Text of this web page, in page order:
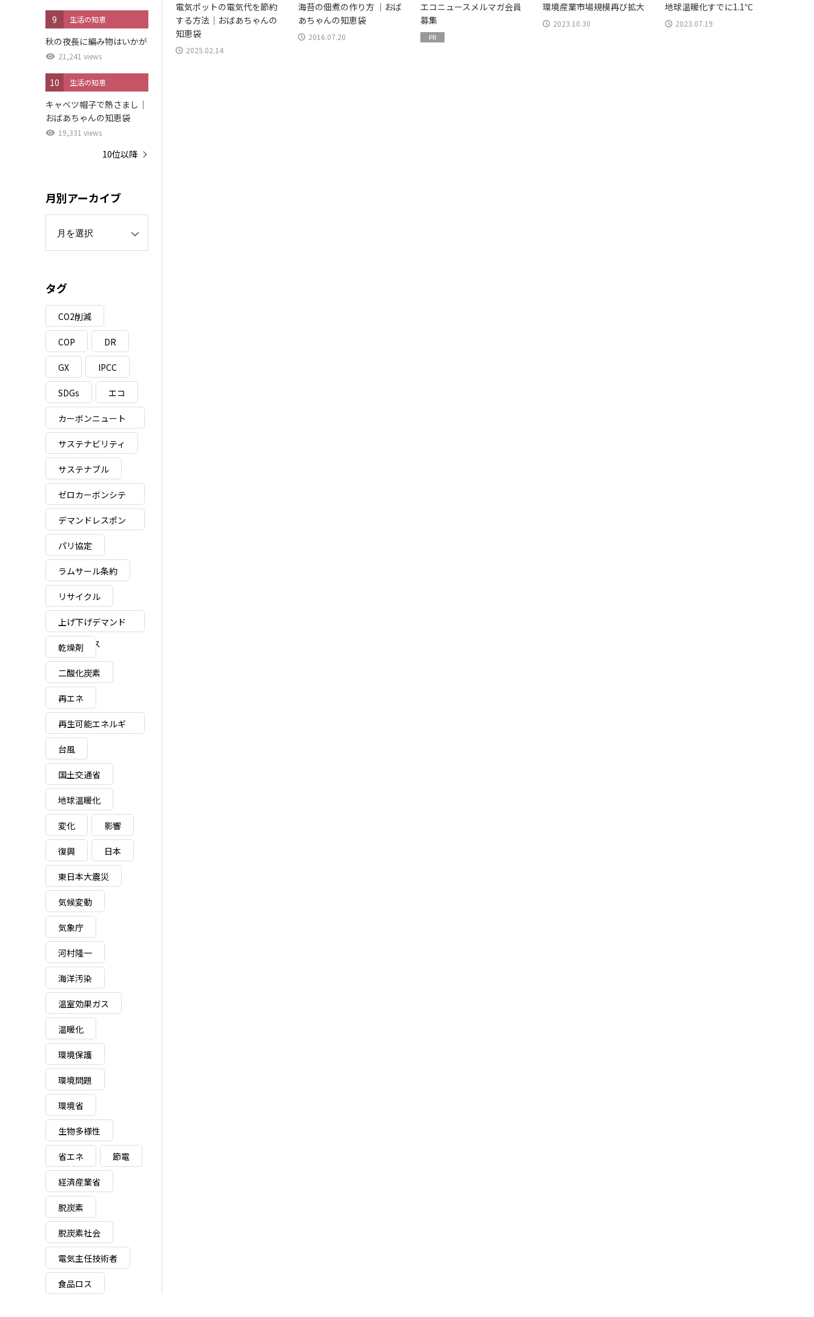
電気ポットの電気代を節約
する方法｜おばあちゃんの
知恵袋
2025.02.14
海苔の佃煮の作り方 ｜おば
あちゃんの知恵袋
2016.07.20
エコニュースメルマガ会員
募集
PR
環境産業市場規模再び拡大
2023.10.30
地球温暖化すでに1.1℃
2023.07.19
9 生活の知恵
秋の夜長に編み物はいかが
21,241 views
10 生活の知恵
キャベツ帽子で熱さまし｜
おばあちゃんの知恵袋
19,331 views
10位以降
月別アーカイブ
タグ
CO2削減
COP DR
GX IPCC
SDGs エコ
カーボンニュート
ラル
サステナビリティ
サステナブル
ゼロカーボンシテ
ィ
デマンドレスポン
ス
パリ協定
ラムサール条約
リサイクル
上げ下げデマンド
レスポンス
乾燥剤
二酸化炭素
再エネ
再生可能エネルギ
ー
台風
国土交通省
地球温暖化
変化 影響
復興 日本
東日本大震災
気候変動
気象庁
河村隆一
海洋汚染
温室効果ガス
温暖化
環境保護
環境問題
環境省
生物多様性
省エネ 節電
経済産業省
脱炭素
脱炭素社会
電気主任技術者
食品ロス